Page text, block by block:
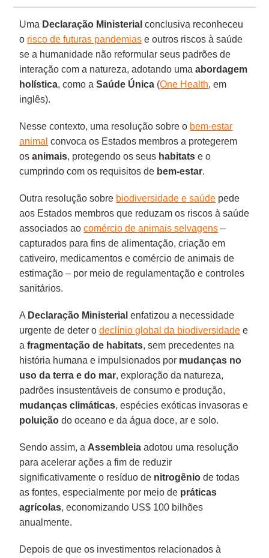
Uma Declaração Ministerial conclusiva reconheceu
o risco de futuras pandemias e outros riscos à saúde
se a humanidade não reformular seus padrões de
interação com a natureza, adotando umaabordagem
holística, como aSaúde Única (One Health, em
inglês).
Nesse contexto, uma resolução sobre o bem-estar
animal convoca os Estados membros a protegerem
osanimais, protegendo os seus habitats e o
cumprindo com os requisitos de bem-estar.
Outra resolução sobre biodiversidade e saúde pede
aos Estados membros que reduzam os riscos à saúde
associados aocomércio de animais selvagens –
capturados para fins de alimentação, criação em
cativeiro, medicamentos e comércio de animais de
estimação – por meio de regulamentação e controles
sanitários.
A Declaração Ministerial enfatizou a necessidade
urgente de deter odeclínio global da biodiversidade e
afragmentação de habitats, sem precedentes na
história humana e impulsionados por mudanças no
uso da terra e do mar, exploração da natureza,
padrões insustentáveis ​​de consumo e produção,
mudanças climáticas, espécies exóticas invasoras e
poluição do oceano e da água doce, ar e solo.
Sendo assim, a Assembleia adotou uma resolução
para acelerar ações a fim de reduzir
significativamente o resíduo de nitrogênio de todas
as fontes, especialmente por meio de práticas
agrícolas, economizando US$ 100 bilhões
anualmente.
Depois de que os investimentos relacionados à